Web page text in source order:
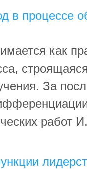
в процессе
как
За
работ